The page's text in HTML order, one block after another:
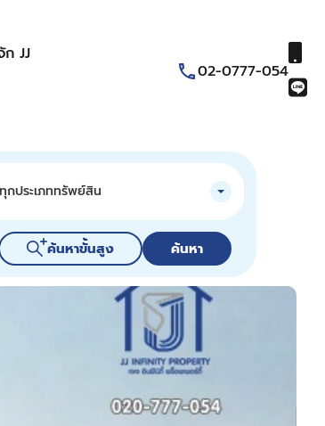
ก JJ
02-0777-054
ทุกประเภททรัพย์สิน
ค้นหาขั้นสูง ค้นหา